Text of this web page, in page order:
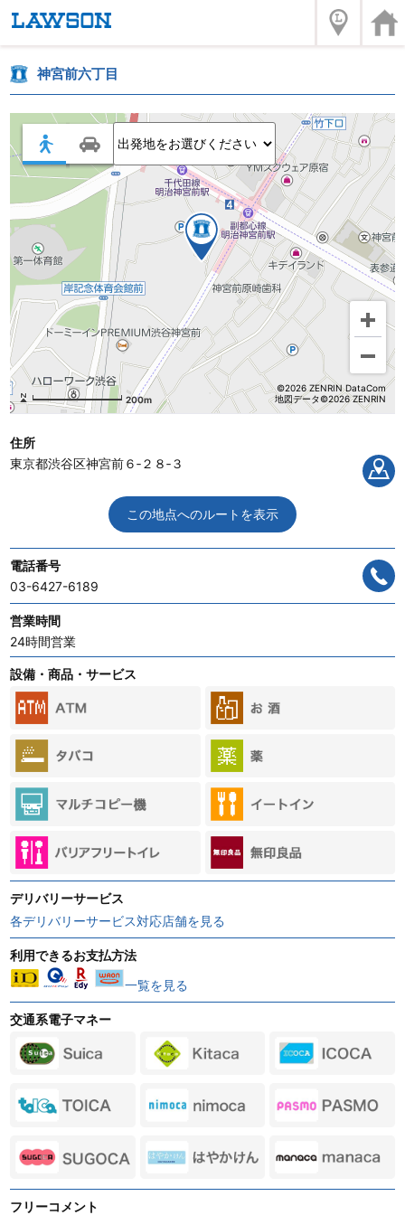
神宮前六丁目
200m
©2026 ZENRIN DataCom
地図データ©2026 ZENRIN
住所
東京都渋谷区神宮前６‐２８‐３
この地点へのルートを表示
電話番号
03-6427-6189
営業時間
24時間営業
設備・商品・サービス
デリバリーサービス
各デリバリーサービス対応店舗を見る
利用できるお支払方法
一覧を見る
交通系電子マネー
フリーコメント